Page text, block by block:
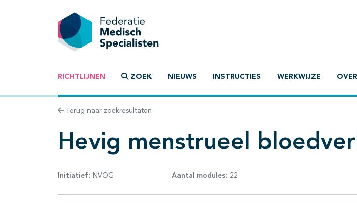
RICHTLIJNEN ZOEK NIEUWS INSTRUCTIES WERKWIJZE OVER
Terug naar zoekresultaten
Hevig menstrueel
Initiatief: NVOG Aantal modules: 22